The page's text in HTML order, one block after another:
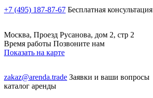
+7 (495) 187-87-67 Бесплатная консультация
Москва, Проезд Русанова, дом 2, стр 2
Время работы Позвоните нам
Показать на карте
zakaz@arenda.trade Заявки и ваши вопросы
каталог аренды